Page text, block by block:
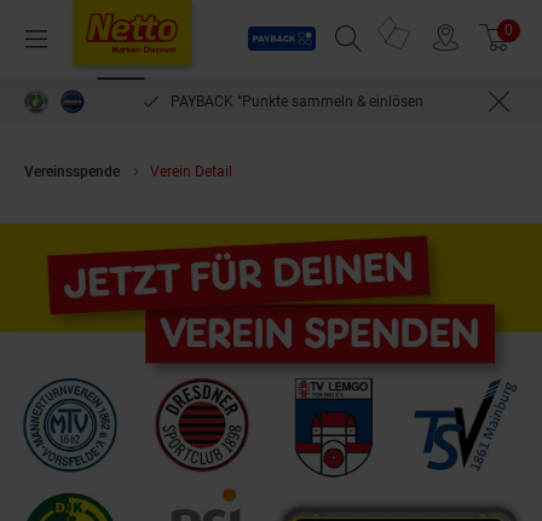
Menü
Payback
Suchfeld einblenden
Prospekte 0
PAYBACK °Punkte sammeln & einlösen
Vereinsspende Verein Detail